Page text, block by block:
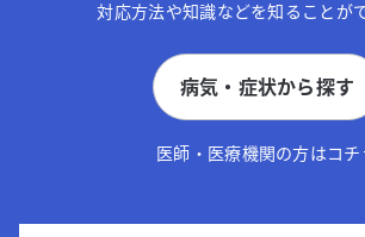
対応方法や知識などを知ることが
病気・症状から探す
医師・医療機関の方はコチ